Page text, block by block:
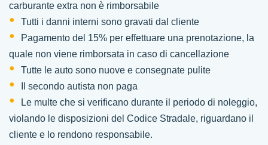
carburante extra non è rimborsabile
Tutti i danni interni sono gravati dal cliente
Pagamento del 15% per effettuare una prenotazione, la
quale non viene rimborsata in caso di cancellazione
Tutte le auto sono nuove e consegnate pulite
Il secondo autista non paga
Le multe che si verificano durante il periodo di noleggio,
violando le disposizioni del Codice Stradale, riguardano il
cliente e lo rendono responsabile.